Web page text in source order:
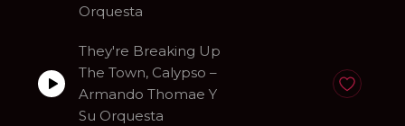
Orquesta
They're Breaking Up
The Town, Calypso –
Armando Thomae Y
Su Orquesta
Anadir a